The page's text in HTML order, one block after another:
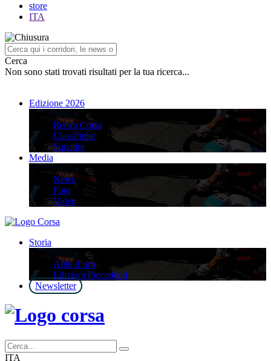
store
ITA
Cerca
Non sono stati trovati risultati per la tua ricerca...
Edizione 2026
Edizione 2026
Recap Corsa
Classifiche
Squadre
Media
Media
News
Foto
Video
Storia
Storia
Albo d’oro
Edizioni Precedenti
Newsletter
ITA